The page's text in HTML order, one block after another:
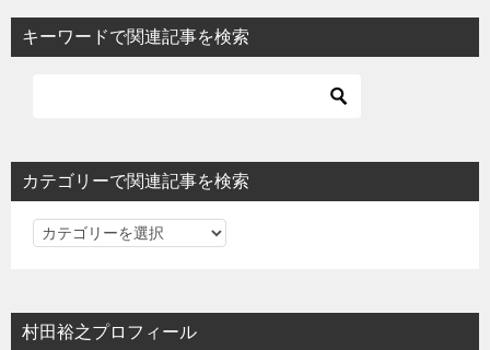
キーワードで関連記事を検索
カテゴリーで関連記事を検索
カ
リ
ー
村田裕之プロフィール